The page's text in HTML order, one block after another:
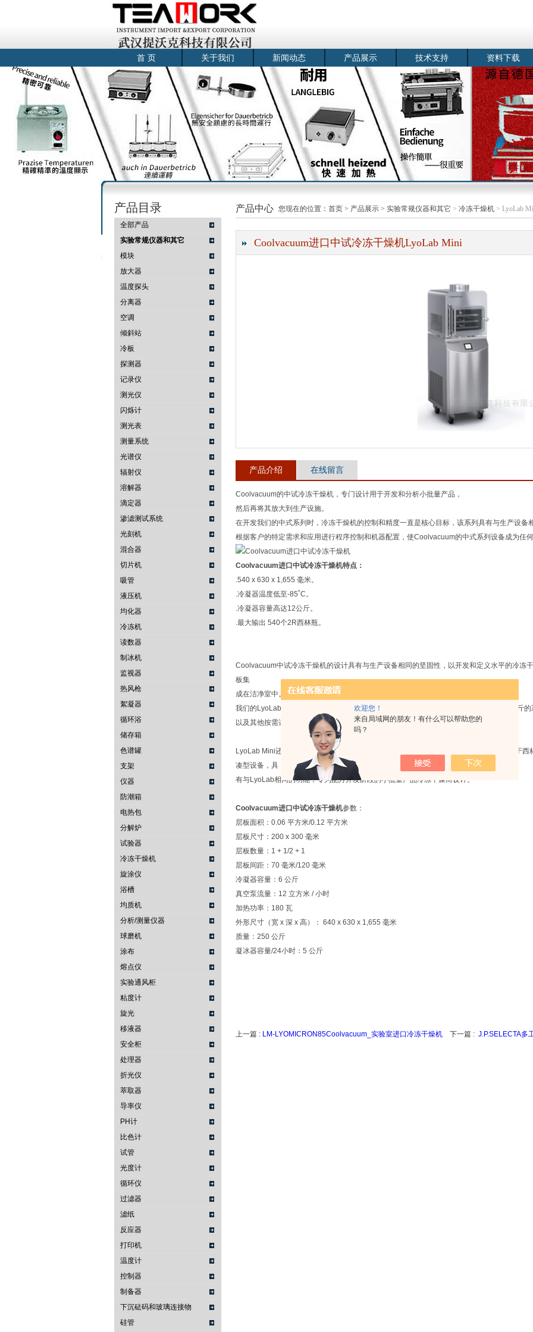
欢迎您！
来自局域网的朋友！有什么可以帮助您的
吗？
武汉提沃克科技有限公司
首 页 关于我们 新闻动态 产品展示 技术支持 资料下载
产品目录
全部产品
实验常规仪器和其它
模块
放大器
温度探头
分离器
空调
倾斜站
冷板
探测器
记录仪
测光仪
闪烁计
测光表
测量系统
光谱仪
辐射仪
溶解器
滴定器
渗滤测试系统
光刻机
混合器
切片机
吸管
液压机
均化器
冷冻机
读数器
制冰机
监视器
热风枪
絮凝器
循环浴
储存箱
色谱罐
支架
仪器
防潮箱
电热包
分解炉
试验器
冷冻干燥机
旋涂仪
浴槽
均质机
分析/测量仪器
球磨机
涂布
熔点仪
实验通风柜
粘度计
旋光
移液器
安全柜
处理器
折光仪
萃取器
导率仪
PH计
比色计
试管
光度计
循环仪
过滤器
滤纸
反应器
打印机
温度计
控制器
制备器
下沉砝码和玻璃连接物
硅管
产品中心 您现在的位置： 首页 > 产品展示 > 实验常规仪器和其它 > 冷冻干燥机 > LyoLab
Coolvacuum进口中试冷冻干燥机LyoLab Mini
产品介绍 在线留言
Coolvacuum的中试冷冻干燥机，专门设计用于开发和分析小批量产品，
然后再将其放大到生产设施。
在开发我们的中式系列时，冷冻干燥机的控制和精度一直是核心目标，该系列具有与生产设备
根据客户的特定需求和应用进行程序控制和机器配置，使Coolvacuum的中式系列设备成为任
Coolvacuum进口中试冷冻干燥机特点：
.540 x 630 x 1,655 毫米。
.冷凝器温度低至-85˚C。
.冷凝器容量高达12公斤。
.最大输出 540个2R西林瓶。
Coolvacuum中试冷冻干燥机的设计具有与生产设备相同的坚固性，以开发和定义水平的冷冻
板集
成在洁净室中。
我们的LyoLab系列冷冻干燥机配有不锈钢腔体和冷凝器，容量高达 9,000个西林瓶和40公斤
以及其他按需选项。
LyoLab Mini还配备了不锈钢腔体和冷凝器，容量高达540个西林瓶和9 公斤的冰，以及用于
凑型设备，具
有与LyoLab相同的功能，专为配方开发阶段的小批量产品冷冻干燥而设计。
Coolvacuum进口中试冷冻干燥机参数：
层板面积：0.06 平方米/0.12 平方米
层板尺寸：200 x 300 毫米
层板数量：1 + 1/2 + 1
层板间距：70 毫米/120 毫米
冷凝器容量：6 公斤
真空泵流量：12 立方米 / 小时
加热功率：180 瓦
外形尺寸（宽 x 深 x 高）： 640 x 630 x 1,655 毫米
质量：250 公斤
凝冰器容量/24小时：5 公斤
上一篇 : LM-LYOMICRON85Coolvacuum_实验室进口冷冻干燥机 下一篇 : J.P.SELECTA多